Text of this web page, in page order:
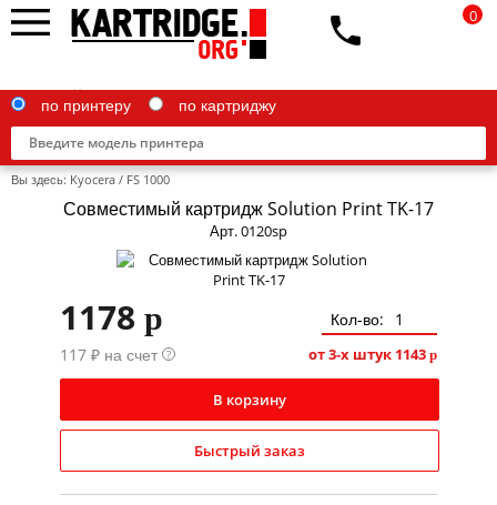
Canon
Epson
HP
IBM
по принтеру по картриджу
0
Вы здесь: Kyocera / FS 1000
Совместимый картридж Solution Print TK-17
Арт. 0120sp
1178 p
Кол-во:
117 ₽ на счет ? от 3-х штук 1143 p
В корзину
Быстрый заказ